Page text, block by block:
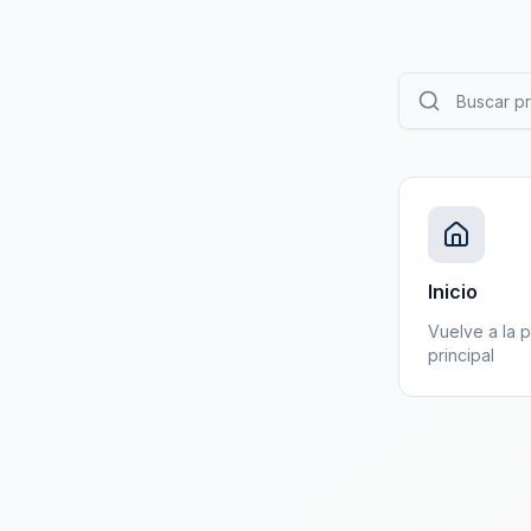
Inicio
Vuelve a la
principal